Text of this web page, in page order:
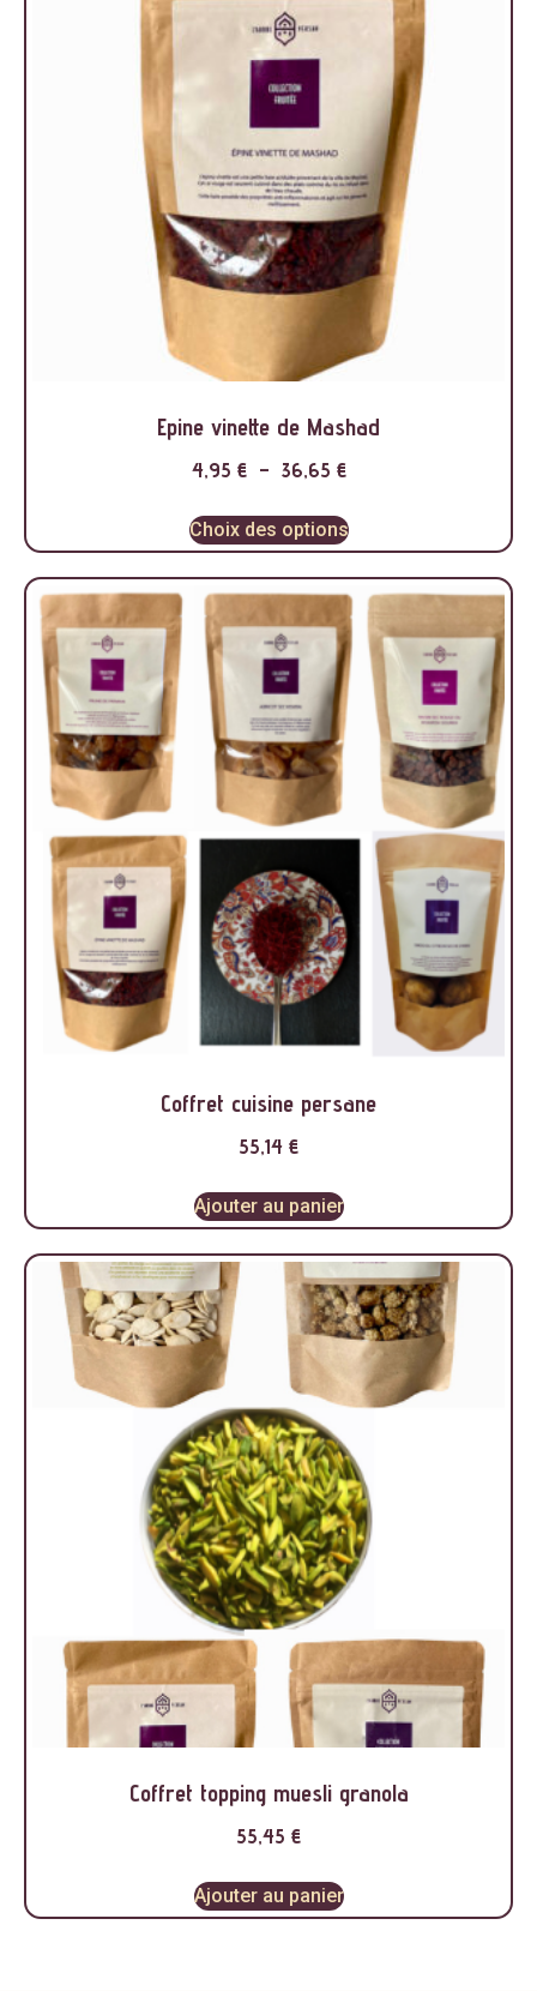
Epine vinette de Mashad
4,95 € – 36,65 €
Choix des options
Coffret cuisine persane
55,14 €
Ajouter au panier
Coffret topping muesli granola
55,45 €
Ajouter au panier